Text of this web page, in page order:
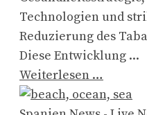
Technologien und
Reduzierung des
Diese Entwicklung ...
Weiterlesen …